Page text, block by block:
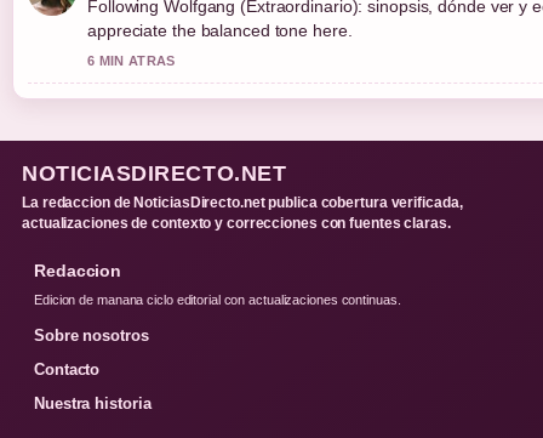
Following Wolfgang (Extraordinario): sinopsis, dónde ver y
appreciate the balanced tone here.
6 MIN ATRAS
NOTICIASDIRECTO.NET
La redaccion de NoticiasDirecto.net publica cobertura verificada,
actualizaciones de contexto y correcciones con fuentes claras.
Redaccion
Edicion de manana ciclo editorial con actualizaciones continuas.
Sobre nosotros
Contacto
Nuestra historia